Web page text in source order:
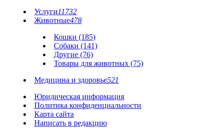
Услуги11732
Животные478
Кошки (185)
Собаки (141)
Другие (76)
Товары для животных (75)
Медицина и здоровье521
Юридическая информация
Политика конфиденциальности
Карта сайта
Написать в редакцию